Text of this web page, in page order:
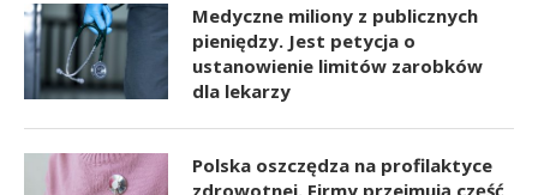
Medyczne miliony z publicznych
pieniędzy. Jest petycja o
ustanowienie limitów zarobków
dla lekarzy
Polska oszczędza na profilaktyce
zdrowotnej. Firmy przejmują część